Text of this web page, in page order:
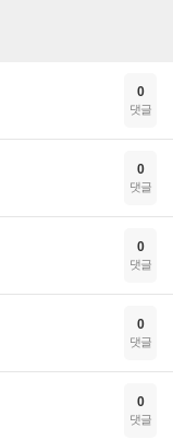
0
댓글
0
댓글
0
댓글
0
댓글
0
댓글